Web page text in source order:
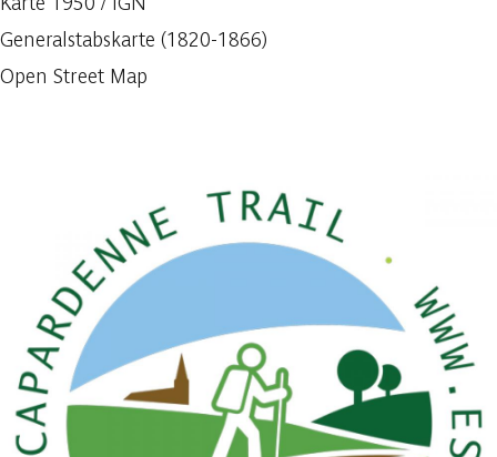
Generalstabskarte (1820-1866)
Open Street Map